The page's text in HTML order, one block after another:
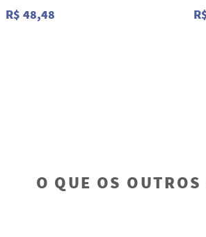
R$ 48,48
O QUE OS